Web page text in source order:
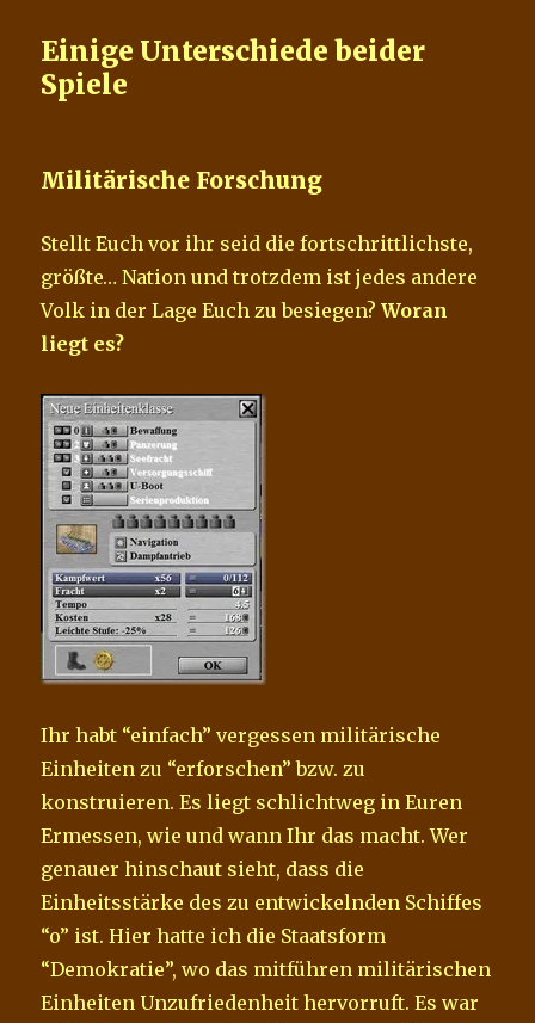
Einige Unterschiede beider
Spiele
Militärische Forschung
Stellt Euch vor ihr seid die fortschrittlichste,
größte… Nation und trotzdem ist jedes andere
Volk in der Lage Euch zu besiegen?Woran
liegt es?
Ihr habt “einfach” vergessen militärische
Einheiten zu “erforschen” bzw. zu
konstruieren. Es liegt schlichtweg in Euren
Ermessen, wie und wann Ihr das macht. Wer
genauer hinschaut sieht, dass die
Einheitsstärke des zu entwickelnden Schiffes
“o” ist. Hier hatte ich die Staatsform
“Demokratie”, wo das mitführen militärischen
Einheiten Unzufriedenheit hervorruft. Es war